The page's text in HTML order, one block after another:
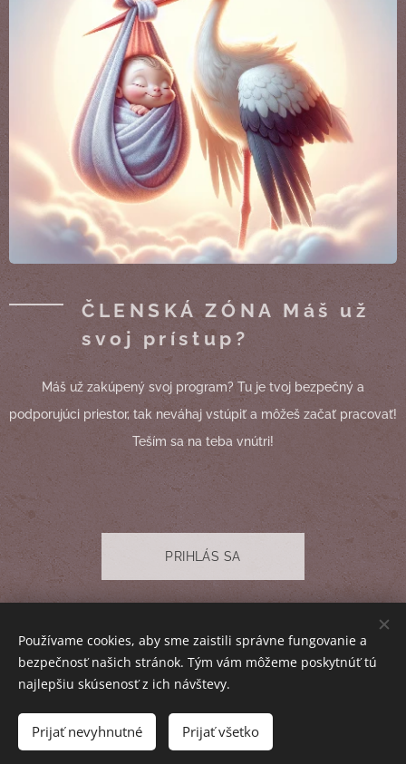
ČLENSKÁ ZÓNA Máš už
svoj prístup?
Máš už zakúpený svoj program? Tu je tvoj bezpečný a
podporujúci priestor, tak neváhaj vstúpiť a môžeš začať pracovať!
Teším sa na teba vnútri!
PRIHLÁS SA
© 2025 Barbora Gráčová. Všetky práva a obsah sú vyhradené I
Obchodné podmienky IOchrana osobných údajovIKontakt
Cookies
Mena
EUR €
Používame cookies, aby sme zaistili správne fungovanie a
bezpečnosť našich stránok. Tým vám môžeme poskytnúť tú
najlepšiu skúsenosť z ich návštevy.
Prijať nevyhnutné Prijať všetko